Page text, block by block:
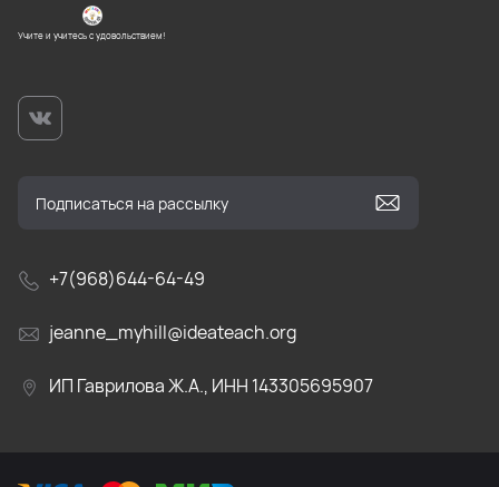
Учите и учитесь с удовольствием!
+7(968)644-64-49
jeanne_myhill@ideateach.org
ИП Гаврилова Ж.А., ИНН 143305695907